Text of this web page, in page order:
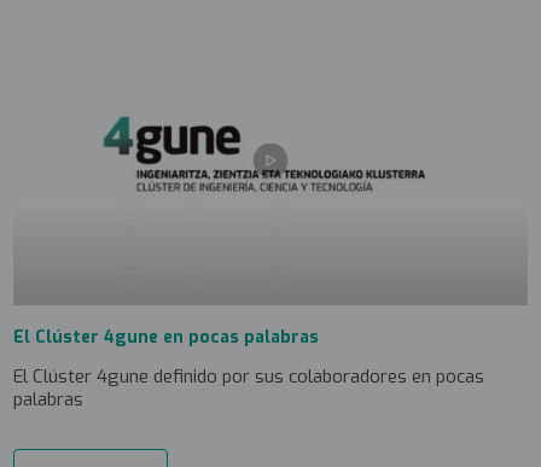
El Clúster 4gune en pocas palabras
El Clúster 4gune definido por sus colaboradores en pocas
palabras